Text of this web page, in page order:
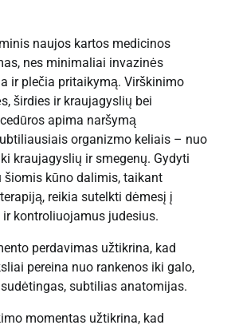
naujos kartos medicinos
nes minimaliai invazinės
ir plečia pritaikymą. Virškinimo
širdies ir kraujagyslių bei
apima naršymą
organizmo keliais – nuo
kraujagyslių ir smegenų. Gydyti
šiomis kūno dalimis, taikant
reikia sutelkti dėmesį į
kontroliuojamus judesius.
perdavimas užtikrina, kad
pereina nuo rankenos iki galo,
subtilias anatomijas.
momentas užtikrina, kad